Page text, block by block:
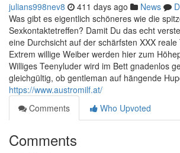
julians998nev8 411 days ago News
Was gibt es eigentlich schöneres wie die
Sexkontaktetreffen? Damit Du das echt
eine Durchsicht auf der schärfsten XXX reale
Extrem willige Weiber werden hier zum
Williges Teenyluder wird im Bett gnadenlos
gleichgültig, ob gentleman auf hängende
https://www.austromilf.at/
Comments
Who Upvoted
Comments